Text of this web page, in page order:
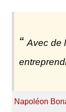
Avec de
Napoléon